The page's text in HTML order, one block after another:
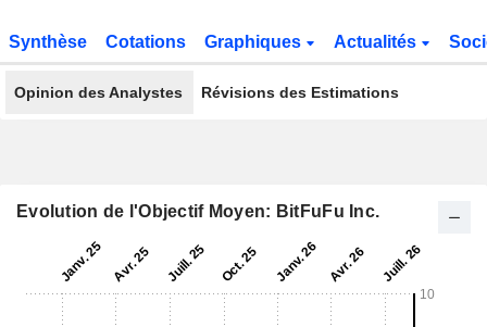
Synthèse Cotations Graphiques Actualités
Opinion des Analystes Révisions des Estimations
Evolution de l'Objectif Moyen: BitFuFu Inc.